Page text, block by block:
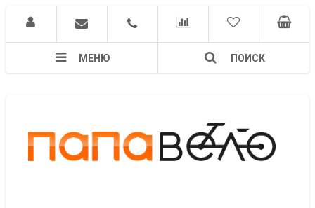
МЕНЮ ПОИСК